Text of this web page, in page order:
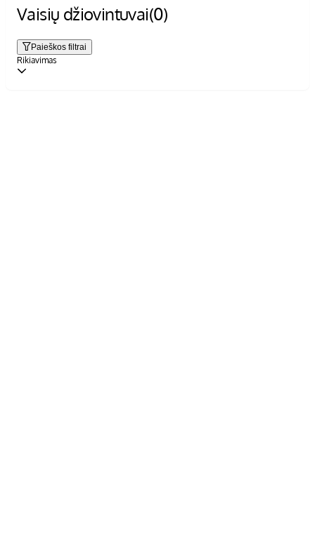
Vaisių džiovintuvai(0)
Paieškos filtrai
Rikiavimas